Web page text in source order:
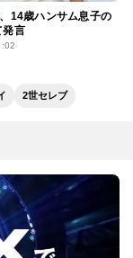
14歳ハンサム息子の
発言
2世セレブ